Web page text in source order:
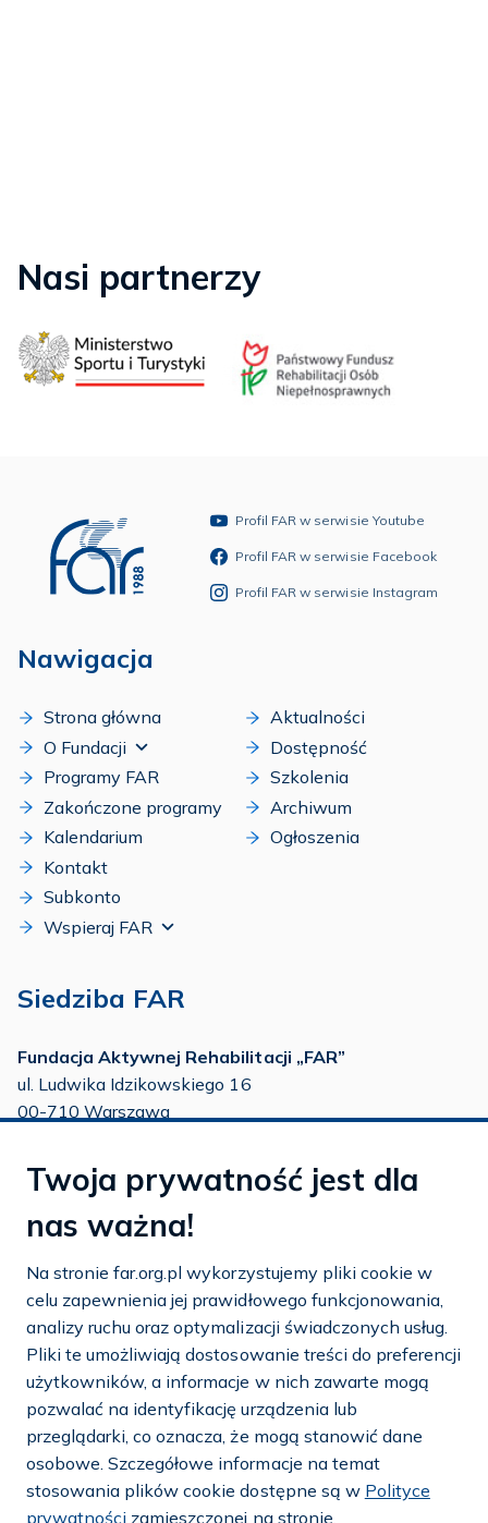
Nasi partnerzy
Profil FAR w serwisie Youtube
Profil FAR w serwisie Facebook
Profil FAR w serwisie Instagram
Nawigacja
Strona główna
O Fundacji
Programy FAR
Zakończone programy
Kalendarium
Kontakt
Subkonto
Wspieraj FAR
Aktualności
Dostępność
Szkolenia
Archiwum
Ogłoszenia
Siedziba FAR
Fundacja Aktywnej Rehabilitacji „FAR”
ul. Ludwika Idzikowskiego 16
00-710 Warszawa
tel.:22 651 88 03
22 858 26 39
tel.:22 642 22 91
e-mail:info@far.org.pl
Polityka prywatności i cookies
Mapa strony
Dostosuj cookies
Twoja prywatność jest dla
nas ważna!
Na stronie far.org.pl wykorzystujemy pliki cookie w
celu zapewnienia jej prawidłowego funkcjonowania,
analizy ruchu oraz optymalizacji świadczonych usług.
Pliki te umożliwiają dostosowanie treści do preferencji
użytkowników, a informacje w nich zawarte mogą
pozwalać na identyfikację urządzenia lub
przeglądarki, co oznacza, że mogą stanowić dane
osobowe. Szczegółowe informacje na temat
stosowania plików cookie dostępne są w Polityce
prywatności zamieszczonej na stronie.